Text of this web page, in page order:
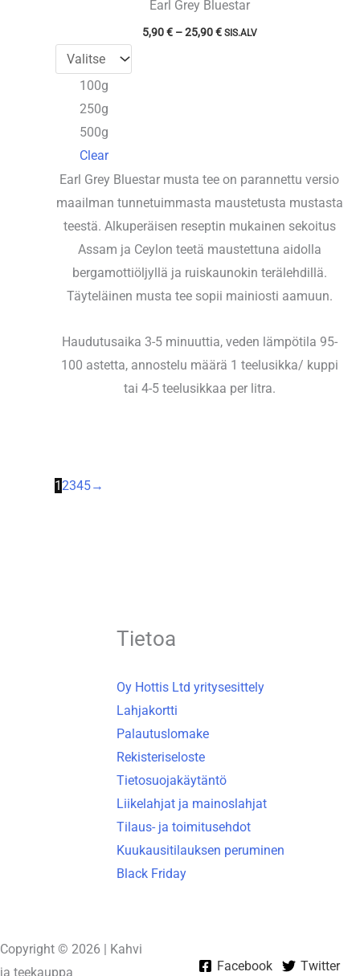
Earl Grey Bluestar
5,90€ – 25,90€Hintaluokka:
5,90 €
SIS.ALV
100g
250g
500g
Clear
Earl Grey Bluestar musta tee on parannettu versio
maailman tunnetuimmasta maustetusta mustasta
teestä. Alkuperäisen reseptin mukainen sekoitus
Assam ja Ceylon teetä maustettuna aidolla
bergamottiöljyllä ja ruiskaunokin terälehdillä.
Täyteläinen musta tee sopii mainiosti aamuun.
Haudutusaika 3-5 minuuttia, veden lämpötila 95-
100 astetta, annostelu määrä 1 teelusikka/ kuppi
tai 4-5 teelusikkaa per litra.
1 2345→
Tietoa
Oy Hottis Ltd yritysesittely
Lahjakortti
Palautuslomake
Rekisteriseloste
Tietosuojakäytäntö
Liikelahjat ja mainoslahjat
Tilaus- ja toimitusehdot
Kuukausitilauksen peruminen
Black Friday
Copyright © 2026 | Kahvi
ja teekauppa
Facebook Twitter